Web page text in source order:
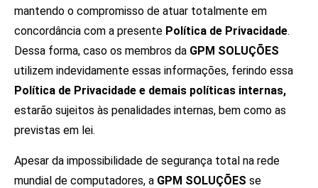
mantendo o compromisso de atuar totalmente em
concordância com a presente Política de Privacidade.
Dessa forma, caso os membros da GPM SOLUÇÕES
utilizem indevidamente essas informações, ferindo essa
Política de Privacidade e demais políticas internas,
estarão sujeitos às penalidades internas, bem como as
previstas em lei.
Apesar da impossibilidade de segurança total na rede
mundial de computadores, a GPM SOLUÇÕES se